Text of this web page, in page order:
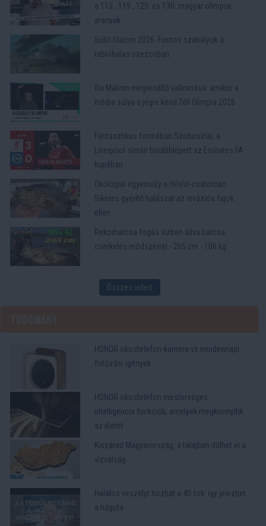
a 113., 119., 125. és 130. magyar olimpiai
aranyak
Süllő tilalom 2026: Fontos szabályok a
rablóhalas szezonban
Ilia Malinin megrendítő vallomása: amikor a
média súlya a jégre kerül Téli Olimpia 2026
Fantasztikus formában Szoboszlai, a
Liverpool simán továbblépett az Emirates FA
kupában
Ökológiai egyensúly a Hévízi-csatornán:
Sikeres gyérítő halászat az inváziós fajok
ellen
Rekorharcsa fogás vízben állva harcsa
cserkelés módszerrel - 265 cm - 106 kg
Összes videó
HONOR okostelefon-kamera vs mindennapi
fotózási igények
HONOR okostelefon mesterséges
intelligencia funkciók, amelyek megkönnyítik
az életet
Kiszárad Magyarország: a talajban dőlhet el a
vízválság
Halálos veszélyt hozhat a 40 fok: így jelezhet
a hőguta